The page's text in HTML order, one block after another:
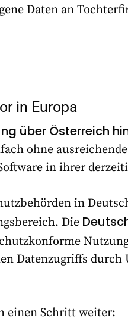
Daten an
in Europa
über Österreich
ohne
in ihrer
in
Die
Datenzugriffs
einen Schritt weiter: